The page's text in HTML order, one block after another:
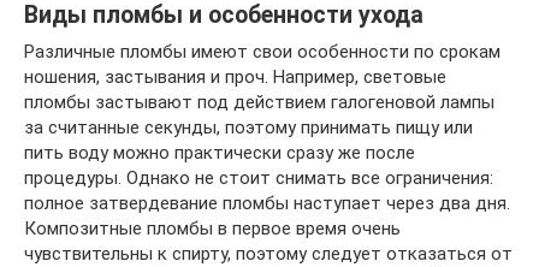
Виды пломбы и особенности ухода
Различные пломбы имеют свои особенности по срокам
ношения, застывания и проч. Например, световые
пломбы застывают под действием галогеновой лампы
за считанные секунды, поэтому принимать пищу или
пить воду можно практически сразу же после
процедуры. Однако не стоит снимать все ограничения:
полное затвердевание пломбы наступает через два дня.
Композитные пломбы в первое время очень
чувствительны к спирту, поэтому следует отказаться от